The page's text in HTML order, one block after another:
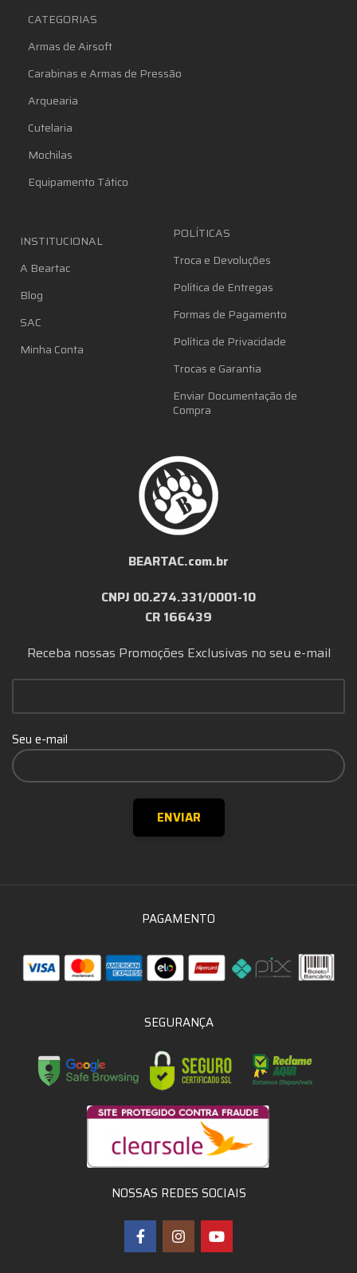
CATEGORIAS
Armas de Airsoft
Carabinas e Armas de Pressão
Arquearia
Cutelaria
Mochilas
Equipamento Tático
INSTITUCIONAL
A Beartac
Blog
SAC
Minha Conta
POLÍTICAS
Troca e Devoluções
Política de Entregas
Formas de Pagamento
Política de Privacidade
Trocas e Garantia
Enviar Documentação de
Compra
BEARTAC.com.br
CNPJ 00.274.331/0001-10
CR 166439
Receba nossas Promoções Exclusivas no seu e-mail
Seu e-mail
PAGAMENTO
SEGURANÇA
NOSSAS REDES SOCIAIS